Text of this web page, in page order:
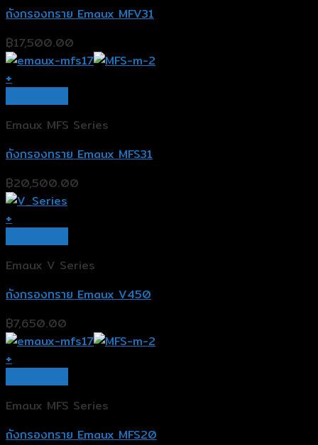
ถังกรองทราย Emaux MFV31
฿17,500.00
+
Emaux MFS Series
ถังกรองทราย Emaux MFS31
฿20,500.00
+
Emaux V Series
ถังกรองทราย Emaux V450
฿7,650.00
+
Emaux MFS Series
ถังกรองทราย Emaux MFS20